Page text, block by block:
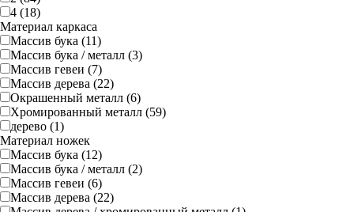
4 (18)
Материал каркаса
Массив бука (11)
Массив бука / металл (3)
Массив гевеи (7)
Массив дерева (22)
Окрашенный металл (6)
Хромированный металл (59)
дерево (1)
Материал ножек
Массив бука (12)
Массив бука / металл (2)
Массив гевеи (6)
Массив дерева (22)